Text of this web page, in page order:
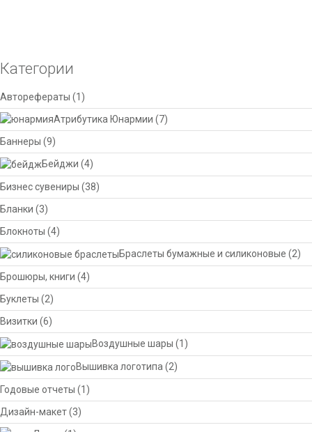
Категории
Авторефераты (1)
Атрибутика Юнармии (7)
Баннеры (9)
Бейджи (4)
Бизнес сувениры (38)
Бланки (3)
Блокноты (4)
Браслеты бумажные и силиконовые (2)
Брошюры, книги (4)
Буклеты (2)
Визитки (6)
Воздушные шары (1)
Вышивка логотипа (2)
Годовые отчеты (1)
Дизайн-макет(3)